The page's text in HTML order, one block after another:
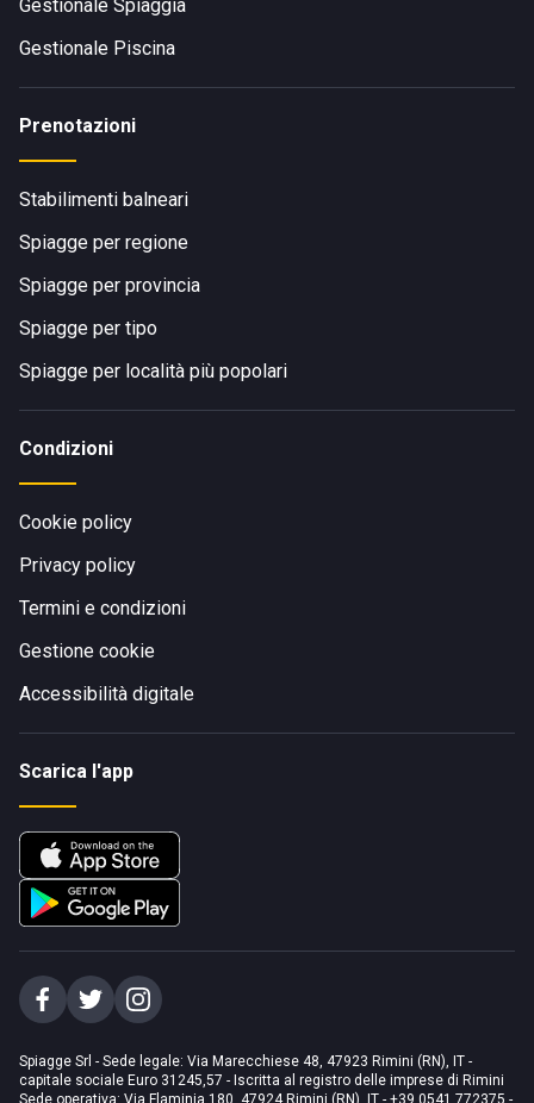
Gestionale Spiaggia
Gestionale Piscina
Prenotazioni
Stabilimenti balneari
Spiagge per regione
Spiagge per provincia
Spiagge per tipo
Spiagge per località più popolari
Condizioni
Cookie policy
Privacy policy
Termini e condizioni
Gestione cookie
Accessibilità digitale
Scarica l'app
Spiagge Srl - Sede legale: Via Marecchiese 48, 47923 Rimini (RN), IT -
capitale sociale Euro 31245,57 - Iscritta al registro delle imprese di Rimini
Sede operativa: Via Flaminia 180, 47924 Rimini (RN), IT - +39 0541 772375 -